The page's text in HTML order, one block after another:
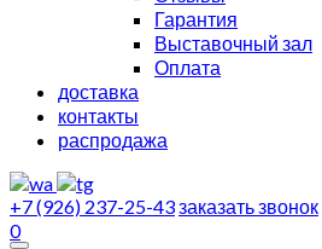
Гарантия
Выставочный зал
Оплата
доставка
контакты
распродажа
+7 (926) 237-25-43заказать звонок
0